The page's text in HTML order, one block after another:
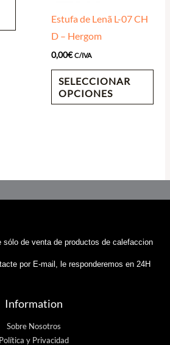
Estufa de Lenã L-07 CH
D – Hergom
0,00€ C/IVA
SELECCIONAR
OPCIONES
sólo de venta de productos de calefaccion
por E-mail, le responderemos en 24H
Information
Sobre Nosotros
Política y Privacidad